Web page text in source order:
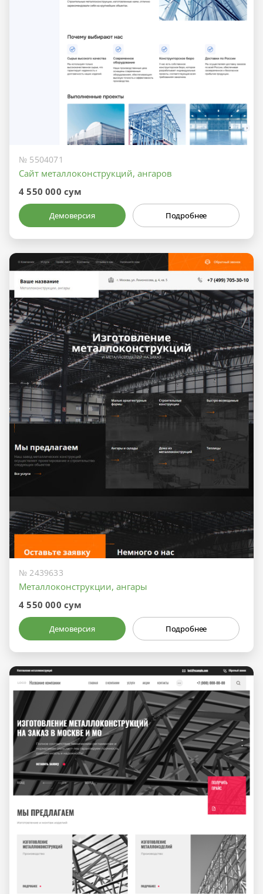
№ 5504071
Сайт металлоконструкций, ангаров
4 550 000 сум
Демоверсия Подробнее
№ 2439633
Металлоконструкции, ангары
4 550 000 сум
Демоверсия Подробнее